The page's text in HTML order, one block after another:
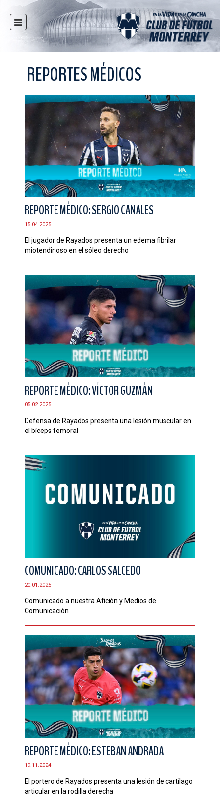
INICIO
NOTICIAS
RAYADOS
RAYADAS
FUERZAS BÁSICAS
RESPONSABILIDAD SOCIAL
TAQUILLA
TIENDA
ESTADIO
PRENSA
CONTACTO
REPORTES MÉDICOS
REPORTE MÉDICO: SERGIO CANALES
15.04.2025
El jugador de Rayados presenta un edema fibrilar
miotendinoso en el sóleo derecho
REPORTE MÉDICO: VÍCTOR GUZMÁN
05.02.2025
Defensa de Rayados presenta una lesión muscular en
el bíceps femoral
COMUNICADO: CARLOS SALCEDO
20.01.2025
Comunicado a nuestra Afición y Medios de
Comunicación
REPORTE MÉDICO: ESTEBAN ANDRADA
19.11.2024
El portero de Rayados presenta una lesión de cartílago
articular en la rodilla derecha